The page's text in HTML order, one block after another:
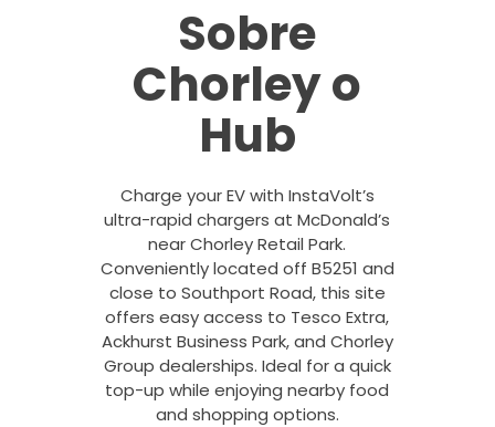
Sobre
Chorley o
Hub
Charge your EV with InstaVolt’s
ultra-rapid chargers at McDonald’s
near Chorley Retail Park.
Conveniently located off B5251 and
close to Southport Road, this site
offers easy access to Tesco Extra,
Ackhurst Business Park, and Chorley
Group dealerships. Ideal for a quick
top-up while enjoying nearby food
and shopping options.